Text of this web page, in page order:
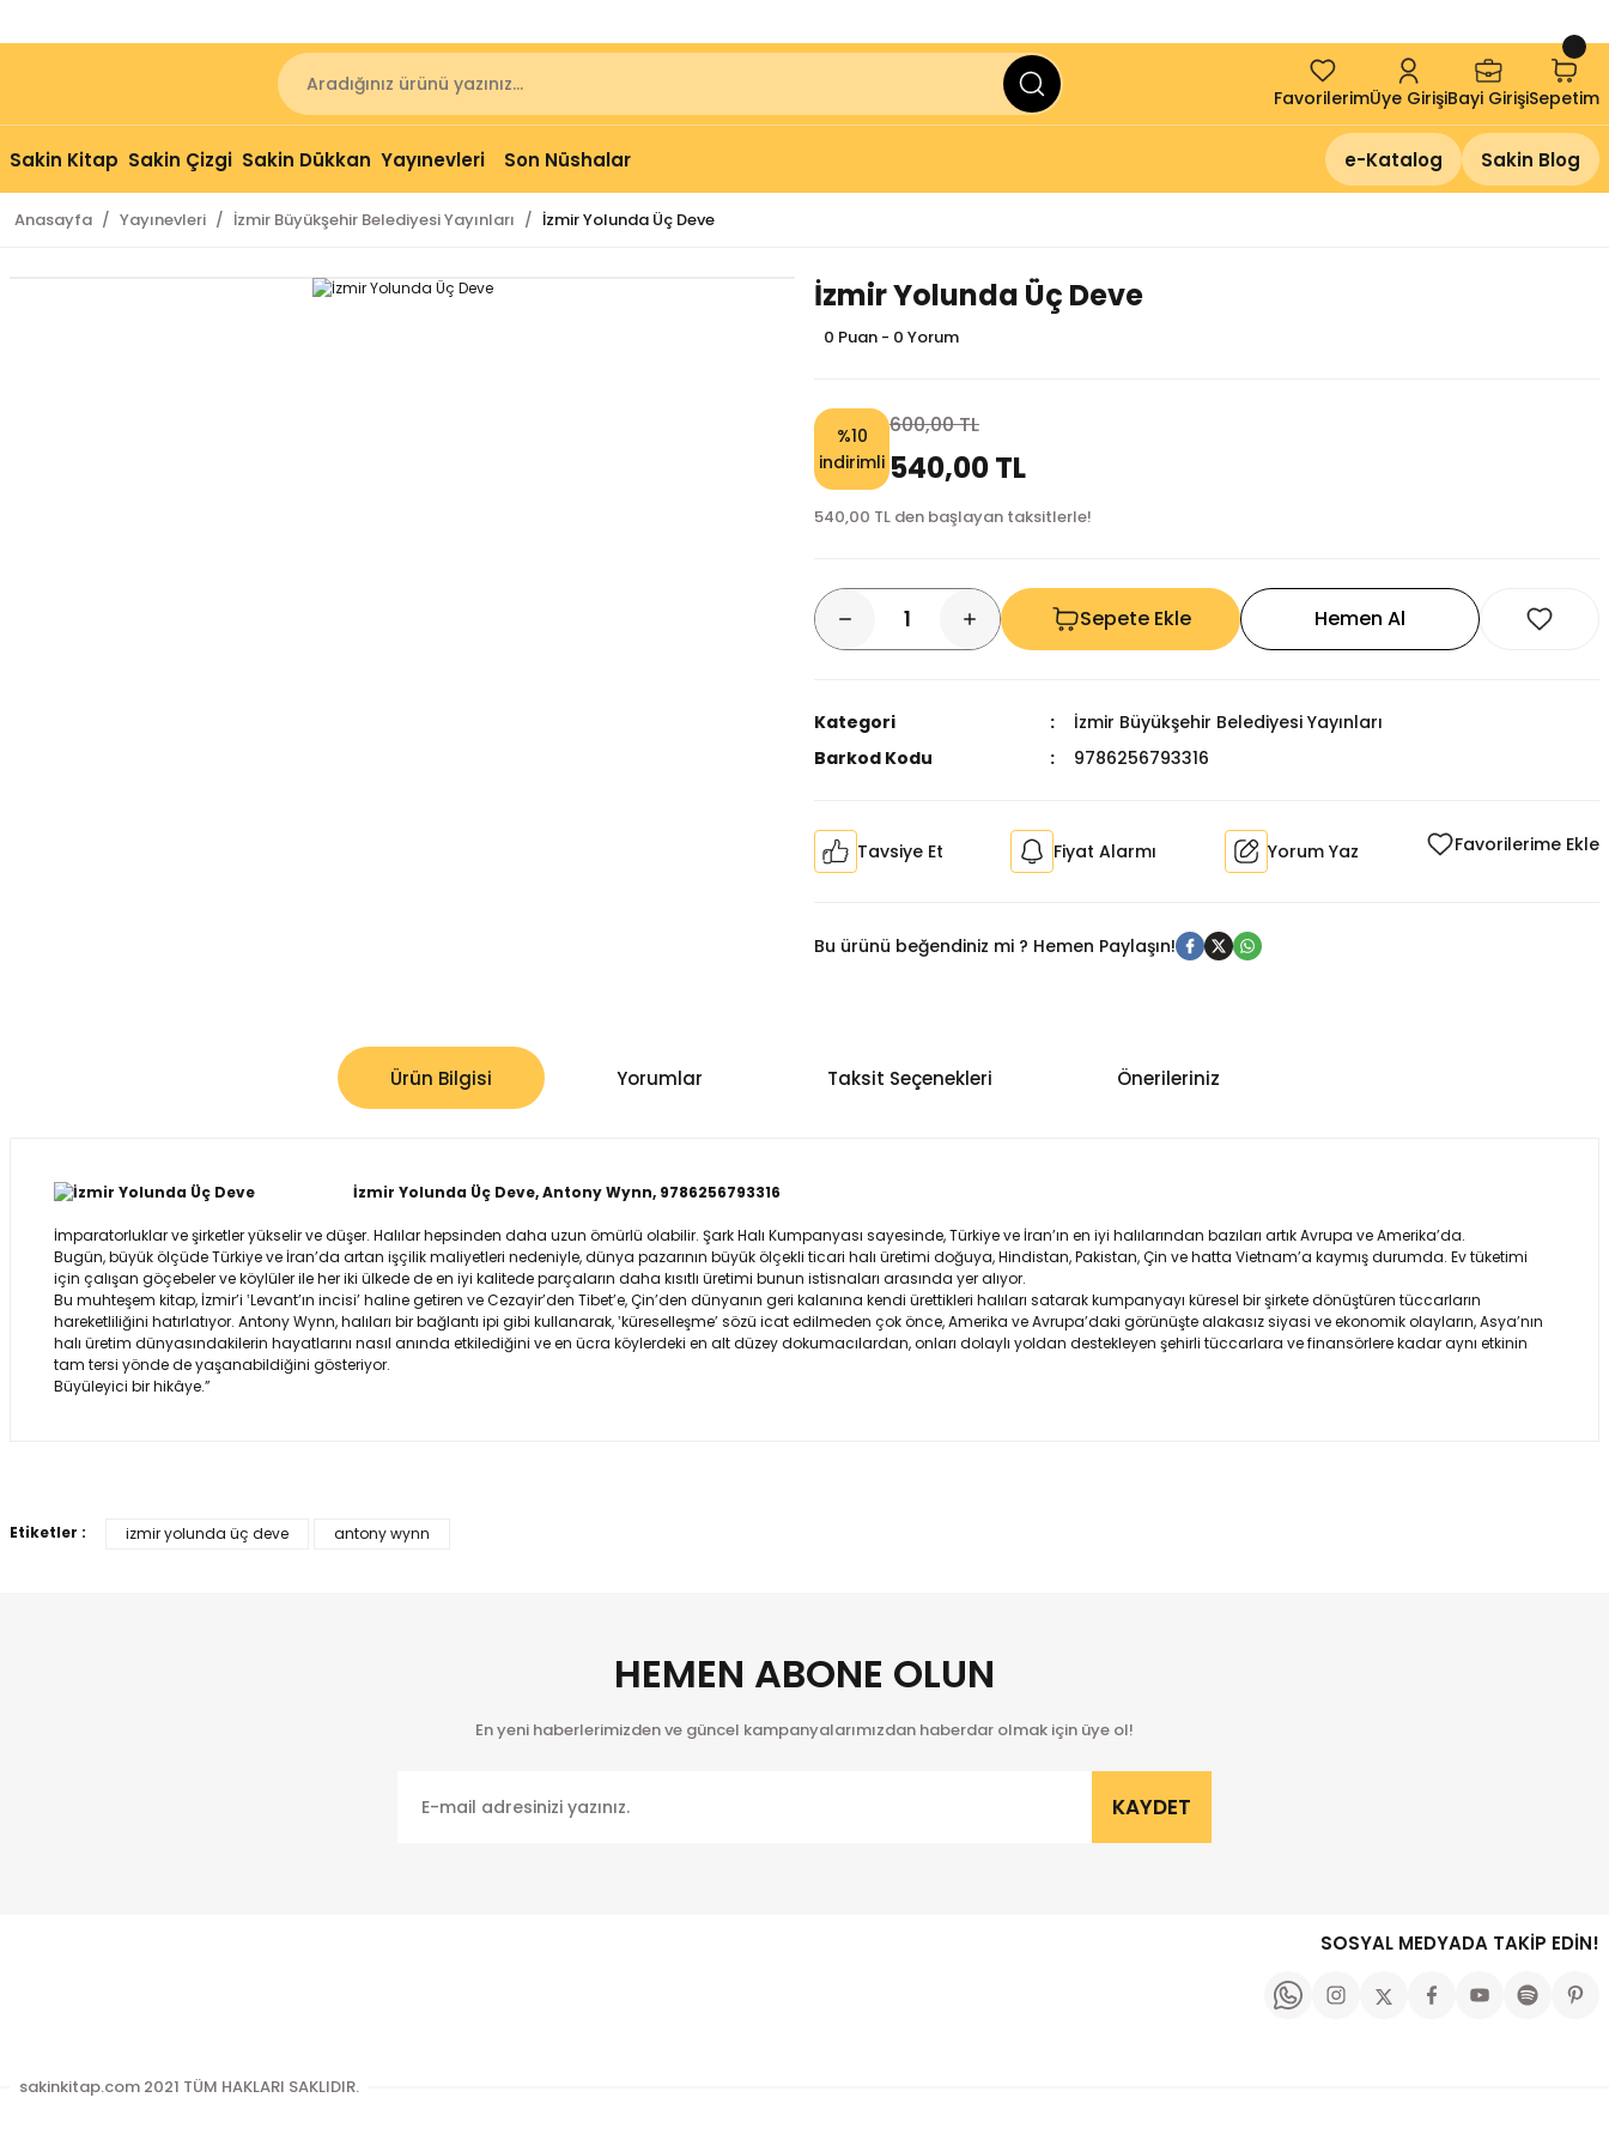
FavorilerimÜye GirişiBayi GirişiSepetim
Sakin Kitap Sakin Çizgi Sakin Dükkan Yayınevleri Son Nüshalar e-Katalog Sakin Blog
Anasayfa Yayınevleri İzmir Büyükşehir Belediyesi Yayınları İzmir Yolunda Üç Deve
İzmir Yolunda Üç Deve
0 Puan - 0 Yorum
%10
indirimli
600,00 TL
540,00 TL
540,00 TL den başlayan taksitlerle!
Sepete Ekle Hemen Al
Kategori
İzmir Büyükşehir Belediyesi Yayınları
Barkod Kodu
9786256793316
Tavsiye Et Fiyat Alarmı Yorum Yaz
Bu ürünü beğendiniz mi ? Hemen Paylaşın!
Ürün Bilgisi Yorumlar Taksit Seçenekleri Önerileriniz
İzmir Yolunda Üç Deve, Antony Wynn, 9786256793316
İmparatorluklar ve şirketler yükselir ve düşer. Halılar hepsinden daha uzun ömürlü olabilir. Şark Halı Kumpanyası sayesinde, Türkiye ve İran’ın en iyi halılarından bazıları artık Avrupa ve Amerika’da.
Bugün, büyük ölçüde Türkiye ve İran’da artan işçilik maliyetleri nedeniyle, dünya pazarının büyük ölçekli ticari halı üretimi doğuya, Hindistan, Pakistan, Çin ve hatta Vietnam’a kaymış durumda. Ev tüketimi
için çalışan göçebeler ve köylüler ile her iki ülkede de en iyi kalitede parçaların daha kısıtlı üretimi bunun istisnaları arasında yer alıyor.
Bu muhteşem kitap, İzmir’i ‛Levant’ın incisi’ haline getiren ve Cezayir’den Tibet’e, Çin’den dünyanın geri kalanına kendi ürettikleri halıları satarak kumpanyayı küresel bir şirkete dönüştüren tüccarların
hareketliliğini hatırlatıyor. Antony Wynn, halıları bir bağlantı ipi gibi kullanarak, ‛küreselleşme’ sözü icat edilmeden çok önce, Amerika ve Avrupa’daki görünüşte alakasız siyasi ve ekonomik olayların, Asya’nın
halı üretim dünyasındakilerin hayatlarını nasıl anında etkilediğini ve en ücra köylerdeki en alt düzey dokumacılardan, onları dolaylı yoldan destekleyen şehirli tüccarlara ve finansörlere kadar aynı etkinin
tam tersi yönde de yaşanabildiğini gösteriyor.
Büyüleyici bir hikâye.”
Etiketler : izmir yolunda üç deve antony wynn
HEMEN ABONE OLUN
En yeni haberlerimizden ve güncel kampanyalarımızdan haberdar olmak için üye ol!
KAYDET
SOSYAL MEDYADA TAKİP EDİN!
sakinkitap.com 2021 TÜM HAKLARI SAKLIDIR.